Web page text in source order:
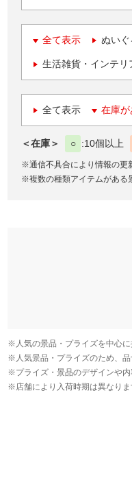
全て表示 ぬいぐ
生活雑貨・インテリ
全て表示 在庫
＜在庫＞ ○ 10個以上
※通信不具合により情報の更
※複数の種類アイテムがある